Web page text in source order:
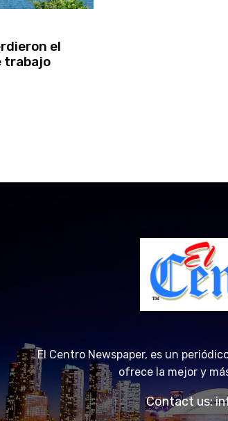
el
trabajo
El Centro Newspaper, es un
ofrece la mejor y
Contact us: